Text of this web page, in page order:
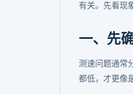
有关。先看现
一、先
测速问题通常
都低，才更像